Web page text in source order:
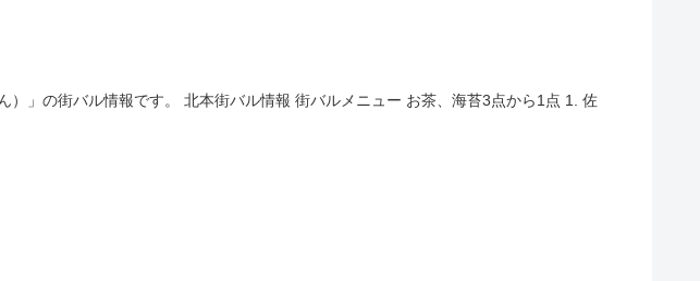
」の街バル情報です。 北本街バル情報 街バルメニュー お茶、海苔3点から1点 1. 佐